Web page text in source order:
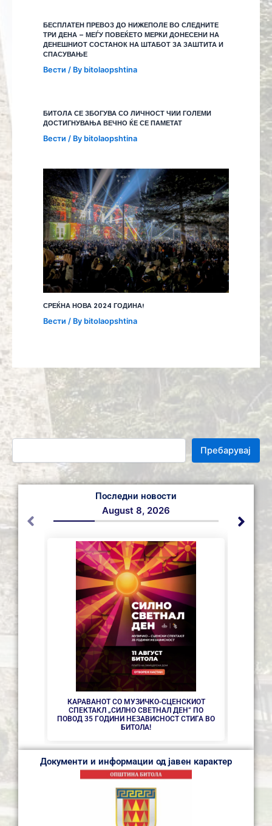
Пребарувај
Последни новости
КАРАВАНОТ СО МУЗИЧКО-СЦЕНСКИОТ
СПЕКТАКЛ „СИЛНО СВЕТНАЛ ДЕН” ПО
ПОВОД 35 ГОДИНИ НЕЗАВИСНОСТ СТИГА ВО
БИТОЛА!
August 8, 2026
Документи и информации од јавен карактер
БЕСПЛАТЕН ПРЕВОЗ ДО НИЖЕПОЛЕ ВО СЛЕДНИТЕ
ТРИ ДЕНА – МЕЃУ ПОВЕЌЕТО МЕРКИ ДОНЕСЕНИ НА
ДЕНЕШНИОТ СОСТАНОК НА ШТАБОТ ЗА ЗАШТИТА И
СПАСУВАЊЕ
Вести / By bitolaopshtina
БИТОЛА СЕ ЗБОГУВА СО ЛИЧНОСТ ЧИИ ГОЛЕМИ
ДОСТИГНУВАЊА ВЕЧНО ЌЕ СЕ ПАМЕТАТ
Вести / By bitolaopshtina
СРЕЌНА НОВА 2024 ГОДИНА!
Вести / By bitolaopshtina